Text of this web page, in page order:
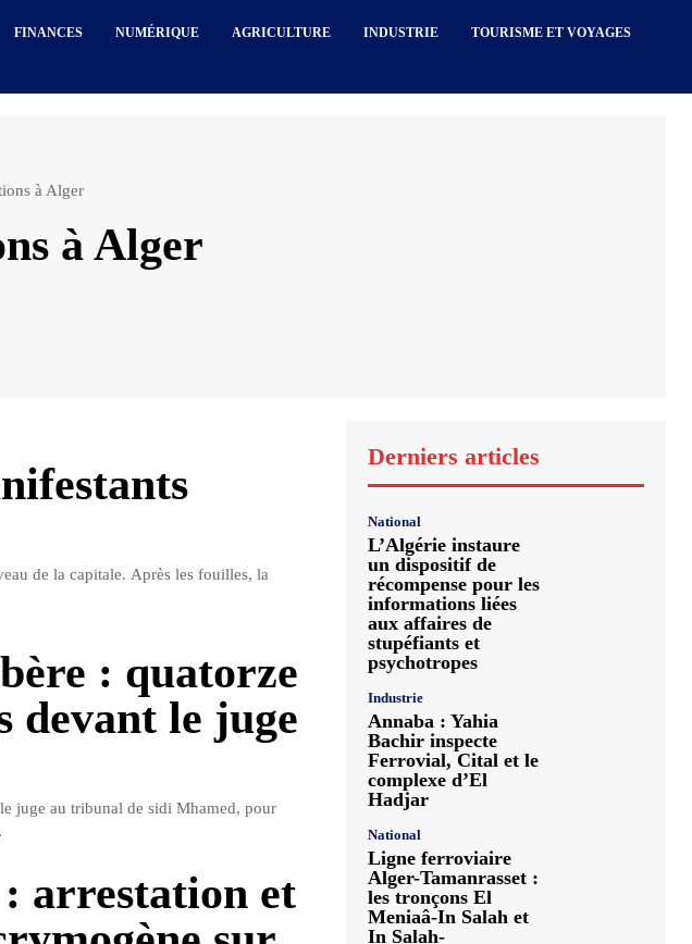
FINANCES NUMÉRIQUE AGRICULTURE INDUSTRIE TOURISME ET VOYAGES
à Alger
à Alger
de la capitale. Après les fouilles, la
: quatorze
devant le juge
juge au tribunal de sidi Mhamed, pour
arrestation et
Derniers articles
National
L’Algérie instaure
un dispositif de
récompense pour les
informations liées
aux affaires de
stupéfiants et
psychotropes
Industrie
Annaba : Yahia
Bachir inspecte
Ferrovial, Cital et le
complexe d’El
Hadjar
National
Ligne ferroviaire
Alger-Tamanrasset :
les tronçons El
Meniaâ-In Salah et
In Salah-